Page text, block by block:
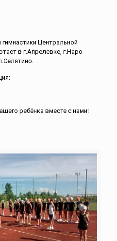
Центральной
в г.Апрелевке, г.Наро-
ребёнка вместе с нами!